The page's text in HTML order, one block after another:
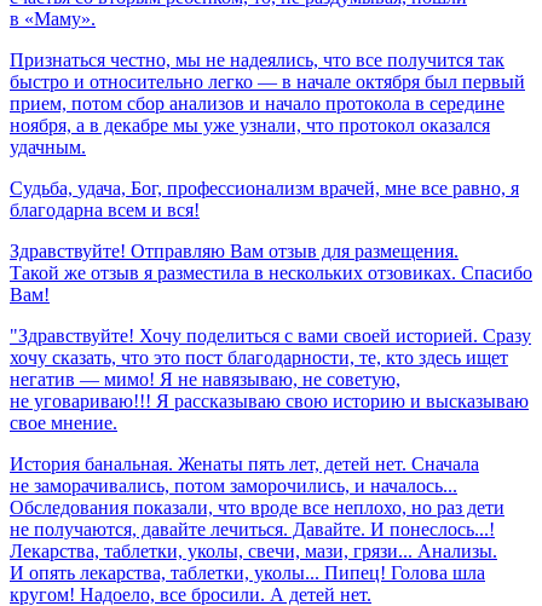
в «Маму».
Признаться честно, мы не надеялись, что все получится так
быстро и относительно легко — в начале октября был первый
прием, потом сбор анализов и начало протокола в середине
ноября, а в декабре мы уже узнали, что протокол оказался
удачным.
Судьба, удача, Бог, профессионализм врачей, мне все равно, я
благодарна всем и вся!
Здравствуйте! Отправляю Вам отзыв для размещения.
Такой же отзыв я разместила в нескольких отзовиках. Спасибо
Вам!
"Здравствуйте! Хочу поделиться с вами своей историей. Сразу
хочу сказать, что это пост благодарности, те, кто здесь ищет
негатив — мимо! Я не навязываю, не советую,
не уговариваю!!! Я рассказываю свою историю и высказываю
свое мнение.
История банальная. Женаты пять лет, детей нет. Сначала
не заморачивались, потом заморочились, и началось...
Обследования показали, что вроде все неплохо, но раз дети
не получаются, давайте лечиться. Давайте. И понеслось...!
Лекарства, таблетки, уколы, свечи, мази, грязи... Анализы.
И опять лекарства, таблетки, уколы... Пипец! Голова шла
кругом! Надоело, все бросили. А детей нет.